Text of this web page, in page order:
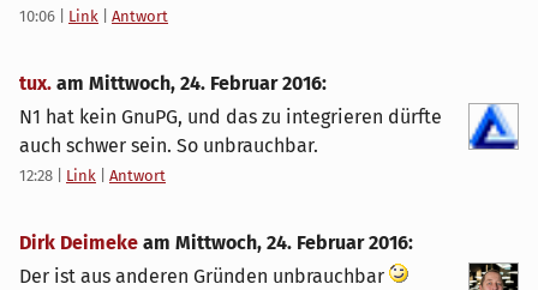
10:06 Link Antwort
tux. am Mittwoch, 24. Februar 2016:
N1 hat kein GnuPG, und das zu integrieren dürfte
auch schwer sein. So unbrauchbar.
12:28 Link Antwort
Dirk Deimeke am Mittwoch, 24. Februar 2016:
Der ist aus anderen Gründen unbrauchbar